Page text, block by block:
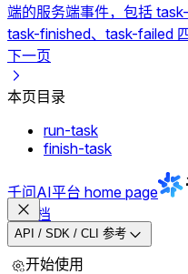
端的服务端事件，包括
task-finished、task-failed
下一页
本页目录
run-task
finish-task
千问AI平台 home page
文档
API / SDK / CLI 参考
开始使用